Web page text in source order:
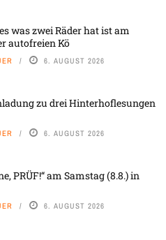
was zwei Räder hat ist am
autofreien Kö
6. AUGUST 2026
zu drei Hinterhoflesungen
6. AUGUST 2026
PRÜF!“ am Samstag (8.8.) in
6. AUGUST 2026